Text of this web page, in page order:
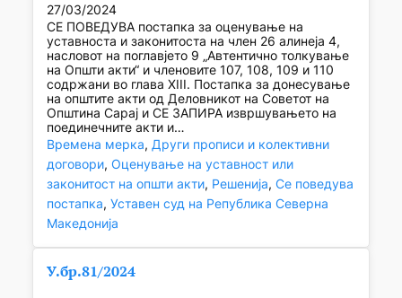
27/03/2024
СЕ ПОВЕДУВА постапка за оценување на
уставноста и законитоста на член 26 алинеја 4,
насловот на поглавјето 9 „Автентично толкување
на Општи акти“ и членовите 107, 108, 109 и 110
содржани во глава XIII. Постапка за донесување
на општите акти од Деловникот на Советот на
Општина Сарај и СЕ ЗАПИРА извршувањето на
поединечните акти и…
Времена мерка, Други прописи и колективни
договори, Оценување на уставност или
законитост на општи акти, Решенија, Се поведува
постапка, Уставен суд на Република Северна
Македонија
У.бр.81/2024